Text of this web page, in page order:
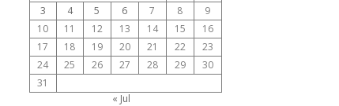
3
4 5 6 7 8
9
10
11 12 13 14 15
16
17
18 19 20 21 22
23
24
25 26 27 28 29
30
31
« Jul